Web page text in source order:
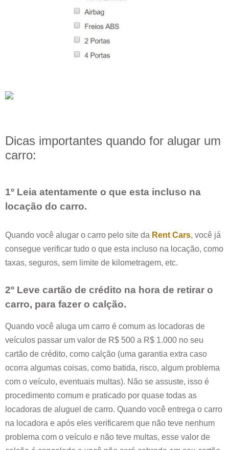
Dicas importantes quando for alugar um
carro:
1º Leia atentamente o que esta incluso na
locação do carro.
Quando você alugar o carro pelo site da Rent Cars, você já
consegue verificar tudo o que esta incluso na locação, como
taxas, seguros, sem limite de kilometragem, etc.
2º Leve cartão de crédito na hora de retirar o
carro, para fazer o calção.
Quando você aluga um carro é comum as locadoras de
veículos passar um valor de R$ 500 a R$ 1.000 no seu
cartão de crédito, como calção (uma garantia extra caso
ocorra algumas coisas, como batida, risco, algum problema
com o veículo, eventuais multas). Não se assuste, isso é
procedimento comum e praticado por quase todas as
locadoras de aluguel de carro. Quando você entrega o carro
na locadora e após eles verificarem que não teve nenhum
problema com o veículo e não teve multas, esse valor de